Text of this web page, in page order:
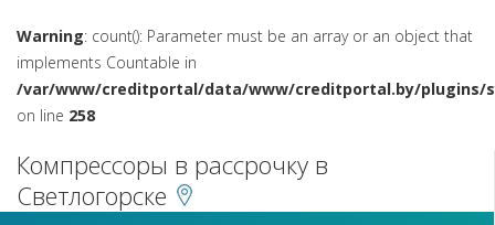
Warning: count(): Parameter must be an array or an object that
implements Countable in
/var/www/creditportal/data/www/creditportal.by/plugins/
on line 258
Компрессоры в рассрочку в
Светлогорске